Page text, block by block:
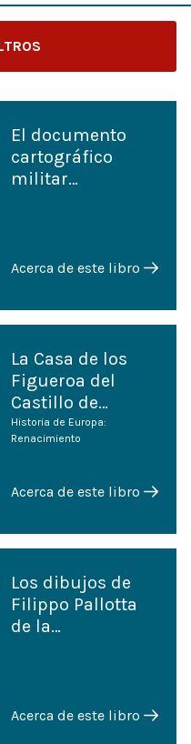
El documento
cartográfico
militar…
Acerca de este libro
La Casa de los
Figueroa del
Castillo de…
Historia de Europa:
Renacimiento
Acerca de este libro
Los dibujos de
Filippo Pallotta
de la…
Acerca de este libro